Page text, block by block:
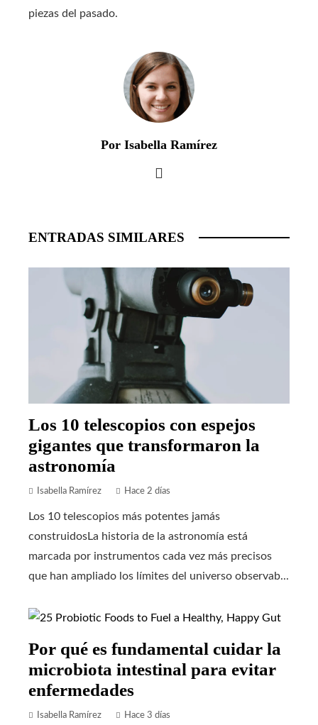
piezas del pasado.
Por Isabella Ramírez
ENTRADAS SIMILARES
Los 10 telescopios con espejos
gigantes que transformaron la
astronomía
Isabella Ramírez Hace 2 días
Los 10 telescopios más potentes jamás
construidosLa historia de la astronomía está
marcada por instrumentos cada vez más precisos
que han ampliado los límites del universo observab...
Por qué es fundamental cuidar la
microbiota intestinal para evitar
enfermedades
Isabella Ramírez Hace 3 días